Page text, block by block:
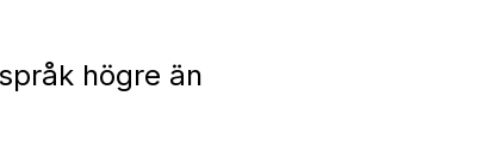
högre än